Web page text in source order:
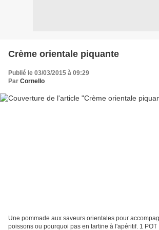
Crème orientale piquante
Publié le 03/03/2015 à 09:29
Par Cornello
Une pommade aux saveurs orientales pour
poissons ou pourquoi pas en tartine à l'apéritif. 1 POT